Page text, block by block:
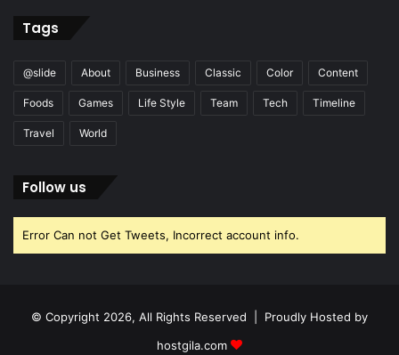
Tags
@slide About Business Classic Color Content
Foods Games Life Style Team Tech Timeline
Travel World
Follow us
Error Can not Get Tweets, Incorrect account info.
© Copyright 2026, All Rights Reserved | Proudly Hosted by
hostgila.com